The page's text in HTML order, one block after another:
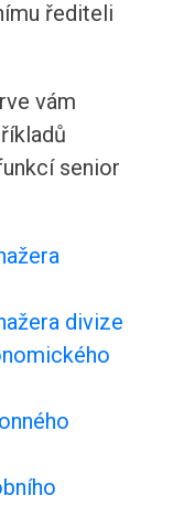
řediteli
vám
senior
divize